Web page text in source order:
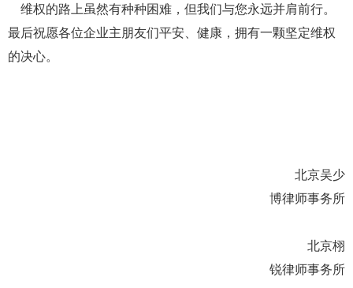
维权的路上虽然有种种困难，但我们与您永远并肩前行。
最后祝愿各位企业主朋友们平安、健康，拥有一颗坚定维权
的决心。
北京吴少
博律师事务所
北京栩
锐律师事务所